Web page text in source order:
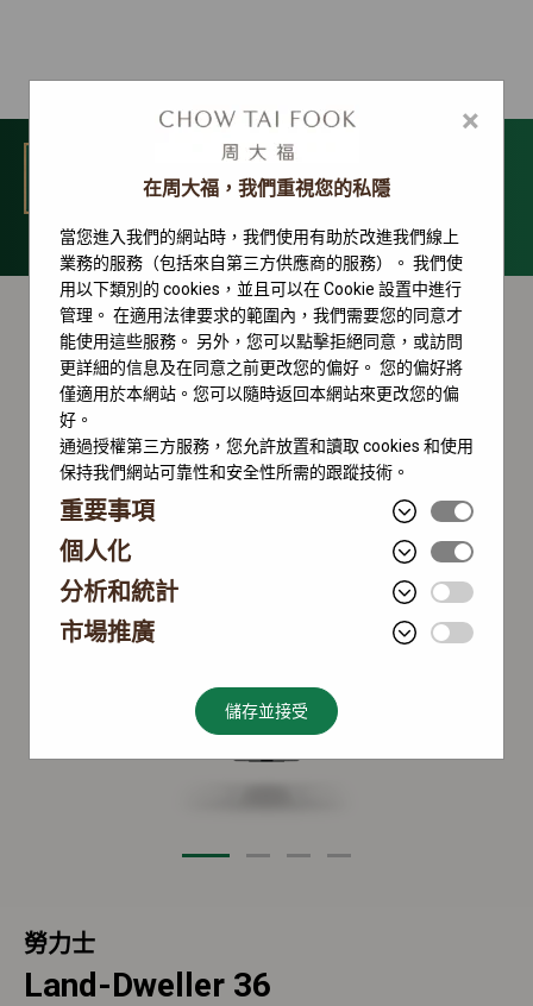
選單
Land-Dweller 系列
勞力士
Land-Dweller 36
×
在周大福，我們重視您的私隱
當您進入我們的網站時，我們使用有助於改進我們線上
業務的服務（包括來自第三方供應商的服務）。 我們使
用以下類別的 cookies，並且可以在 Cookie 設置中進行
管理。 在適用法律要求的範圍內，我們需要您的同意才
能使用這些服務。 另外，您可以點擊拒絕同意，或訪問
更詳細的信息及在同意之前更改您的偏好。 您的偏好將
僅適用於本網站。您可以隨時返回本網站來更改您的偏
好。
通過授權第三方服務，您允許放置和讀取 cookies 和使用
保持我們網站可靠性和安全性所需的跟蹤技術。
重要事項
個人化
分析和統計
市場推廣
儲存並接受